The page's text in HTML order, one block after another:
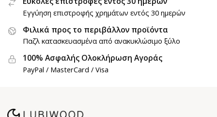
Εγγύηση επιστροφής χρημάτων εντός 30 ημερών
Φιλικά προς το περιβάλλον προϊόντα
Παζλ κατασκευασμένα από ανακυκλώσιμο ξύλο
100% Ασφαλής Ολοκλήρωση Αγοράς
PayPal / MasterCard / Visa